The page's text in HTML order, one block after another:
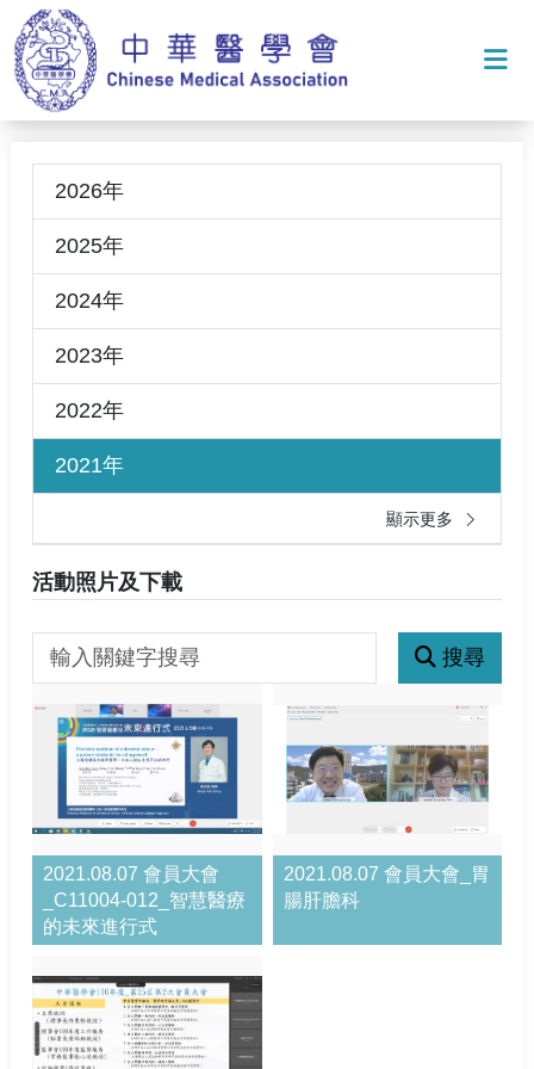
2026年
2025年
2024年
2023年
2022年
2021年
顯示更多
活動照片及下載
關鍵字搜尋
搜尋
2021.08.07 會員大會
_C11004-012_智慧醫療
的未來進行式
2021.08.07 會員大會_胃
腸肝膽科